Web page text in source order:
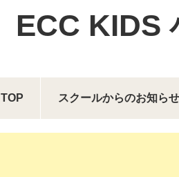
ECC KIDS
TOP スクールからのお知らせ